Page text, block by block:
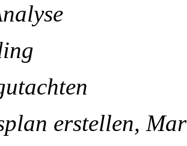
erstellen,